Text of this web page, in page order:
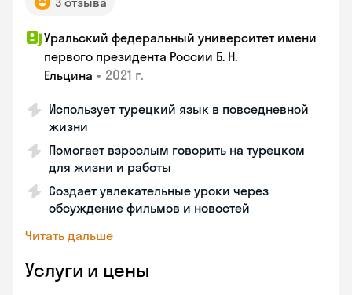
Уральский федеральный университет имени
первого президента России Б. Н.
Ельцина • 2021 г.
Использует турецкий язык в повседневной
жизни
Помогает взрослым говорить на турецком
для жизни и работы
Создает увлекательные уроки через
обсуждение фильмов и новостей
Читать дальше
Услуги и цены